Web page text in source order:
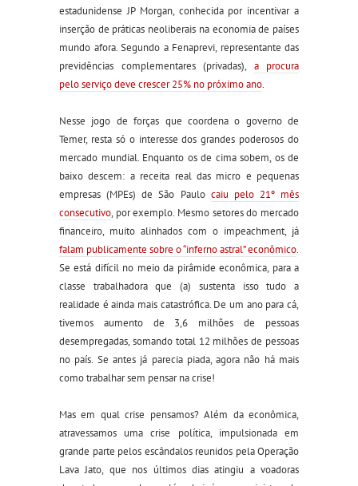
estadunidense JP Morgan, conhecida por incentivar a
inserção de práticas neoliberais na economia de países
mundo afora. Segundo a Fenaprevi, representante das
previdências complementares (privadas), a procura
pelo serviço deve crescer 25% no próximo ano.
Nesse jogo de forças que coordena o governo de
Temer, resta só o interesse dos grandes poderosos do
mercado mundial. Enquanto os de cima sobem, os de
baixo descem: a receita real das micro e pequenas
empresas (MPEs) de São Paulo caiu pelo 21º mês
consecutivo, por exemplo. Mesmo setores do mercado
financeiro, muito alinhados com o impeachment, já
falam publicamente sobre o “inferno astral” econômico.
Se está difícil no meio da pirâmide econômica, para a
classe trabalhadora que (a) sustenta isso tudo a
realidade é ainda mais catastrófica. De um ano para cá,
tivemos aumento de 3,6 milhões de pessoas
desempregadas, somando total 12 milhões de pessoas
no país. Se antes já parecia piada, agora não há mais
como trabalhar sem pensar na crise!
Mas em qual crise pensamos? Além da econômica,
atravessamos uma crise política, impulsionada em
grande parte pelos escândalos reunidos pela Operação
Lava Jato, que nos últimos dias atingiu a voadoras